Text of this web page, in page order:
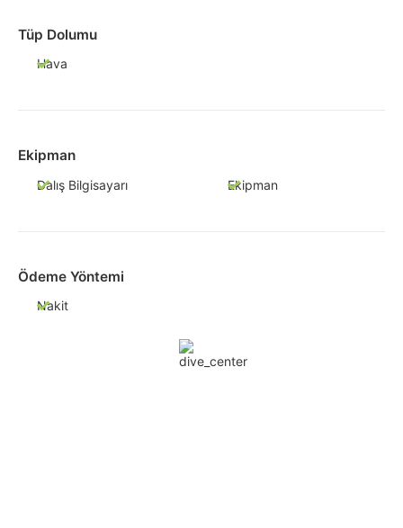
Tüp Dolumu
Hava
Ekipman
Dalış Bilgisayarı Ekipman
Ödeme Yöntemi
Nakit